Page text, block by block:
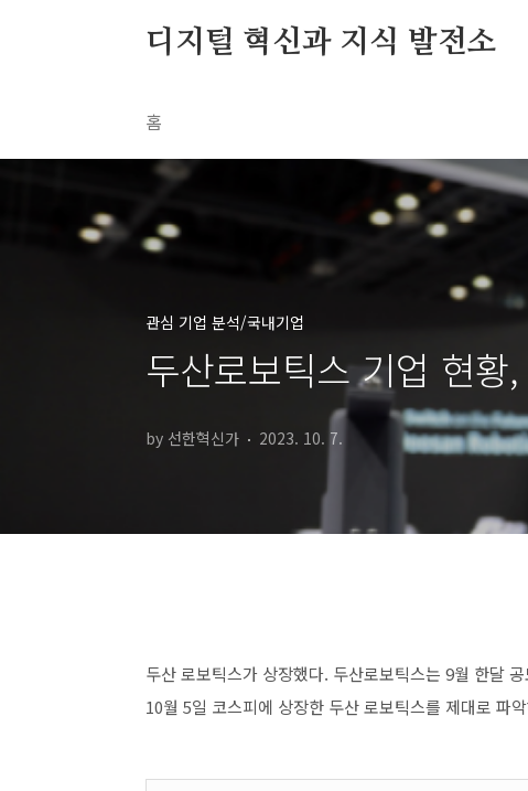
디지털 혁신과 지식 발전소
홈
관심 기업 분석/국내기업
두산로보틱스 기업 현
by 선한혁신가 2023. 10. 7.
두산 로보틱스가 상장했다. 두산로보틱스는 9월 한달
10월 5일 코스피에 상장한 두산 로보틱스를 제대로 파